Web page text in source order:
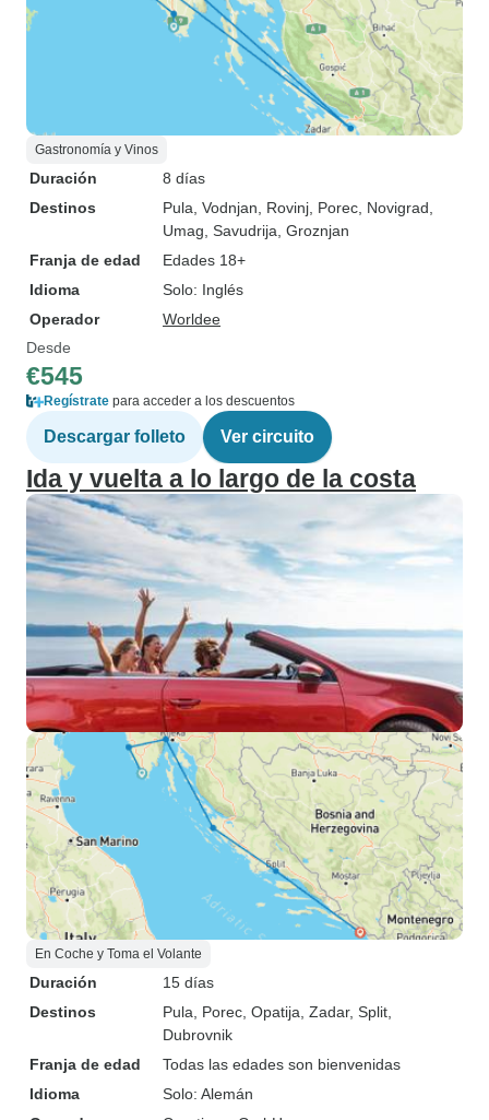
Gastronomía y Vinos
Duración
8 días
Destinos
Pula , Vodnjan , Rovinj , Porec , Novigrad
Umag , Savudrija , Groznjan
Franja de edad
Edades 18+
Idioma
Solo: Inglés
Operador
Worldee
Desde
€545
Regístrate para acceder a los descuentos
Descargar folleto Ver circuito
Ida y vuelta a lo largo de la costa
En Coche y Toma el Volante
Duración
15 días
Destinos
Pula , Porec , Opatija , Zadar, Split
Dubrovnik
Franja de edad
Todas las edades son bienvenidas
Idioma
Solo: Alemán